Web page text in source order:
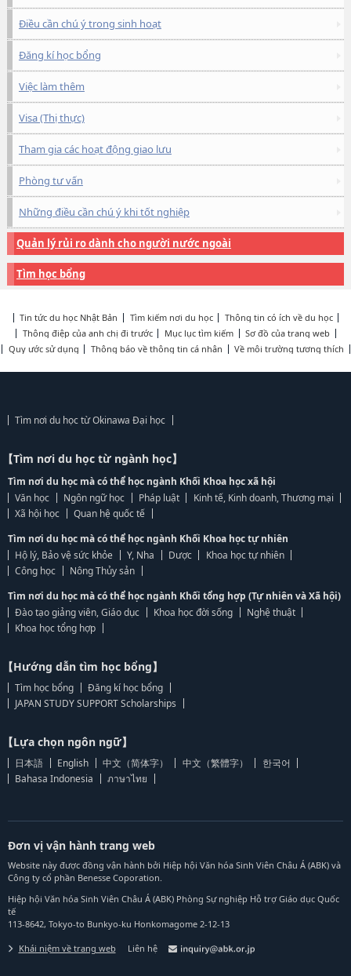
Điều cần chú ý trong sinh hoạt
Đăng kí học bổng
Việc làm thêm
Visa (Thị thực)
Tham gia các hoạt động giao lưu
Phòng tư vấn
Những điều cần chú ý khi tốt nghiệp
Quản lý rủi ro dành cho người nước ngoài
Tìm học bổng
Tin tức du học Nhật Bản Tìm kiếm nơi du học
Thông tin có ích về du học
Thông điệp của anh chị đi trước
Mục lục tìm kiếm
Sơ đồ của trang web
Quy ước sử dụng
Thông báo về thông tin cá nhân Về môi trường tương thích
Tìm nơi du học từ Okinawa Đại học
【Tìm nơi du học từ ngành học】
Tìm nơi du học mà có thể học ngành Khối Khoa học xã hội
Văn học
Ngôn ngữ học Pháp luật
Kinh tế, Kinh doanh, Thương mại
Xã hội học
Quan hệ quốc tế
Tìm nơi du học mà có thể học ngành Khối Khoa học tự nhiên
Hộ lý, Bảo vệ sức khỏe
Y, Nha Dược
Khoa học tự nhiên
Công học
Nông Thủy sản
Tìm nơi du học mà có thể học ngành Khối tổng hợp (Tự nhiên và Xã hội)
Đào tạo giảng viên, Giáo dục
Khoa học đời sống
Nghệ thuật
Khoa học tổng hợp
【Hướng dẫn tìm học bổng】
Tìm học bổng
Đăng kí học bổng
JAPAN STUDY SUPPORT Scholarships
【Lựa chọn ngôn ngữ】
日本語 English 中文（简体字） 中文（繁體字）
한국어
Bahasa Indonesia
ภาษาไทย
Đơn vị vận hành trang web
Website này được đồng vận hành bởi Hiệp hội Văn hóa Sinh Viên Châu Á (ABK) và
Công ty cổ phần Benesse Coporation.
Hiệp hội Văn hóa Sinh Viên Châu Á (ABK) Phòng Sự nghiệp Hỗ trợ Giáo dục Quốc
tế
113-8642, Tokyo-to Bunkyo-ku Honkomagome 2-12-13
Khái niệm về trang web Liên hệ